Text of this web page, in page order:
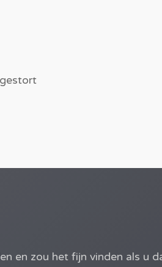
en zou het fijn vinden als u